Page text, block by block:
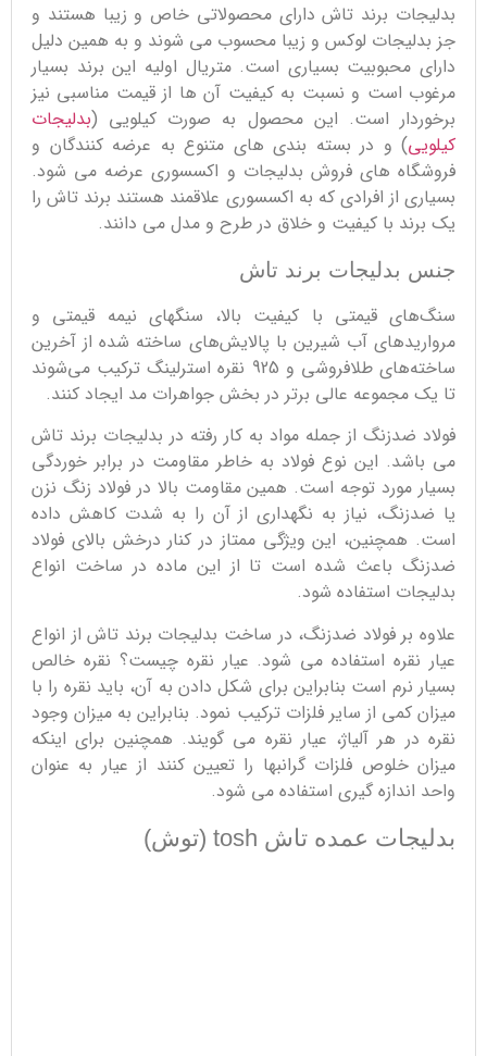
بدلیجات برند تاش دارای محصولاتی خاص و زیبا هستند و
جز بدلیجات لوکس و زیبا محسوب می شوند و به همین دلیل
دارای محبوبیت بسیاری است. متریال اولیه این برند بسیار
مرغوب است و نسبت به کیفیت آن ها از قیمت مناسبی نیز
برخوردار است. این محصول به صورت کیلویی (بدلیجات
کیلویی) و در بسته بندی های متنوع به عرضه کنندگان و
فروشگاه های فروش بدلیجات و اکسسوری عرضه می شود.
بسیاری از افرادی که به اکسسوری علاقمند هستند برند تاش را
یک برند با کیفیت و خلاق در طرح و مدل می دانند.
جنس بدلیجات برند تاش
سنگ‌های قیمتی با کیفیت بالا، سنگهای نیمه قیمتی و
مرواریدهای آب شیرین با پالایش‌های ساخته شده از آخرین
ساخته‌های طلافروشی و 925 نقره استرلینگ ترکیب می‌شوند
تا یک مجموعه عالی برتر در بخش جواهرات مد ایجاد کنند.
فولاد ضدزنگ از جمله مواد به کار رفته در بدلیجات برند تاش
می باشد. این نوع فولاد به خاطر مقاومت در برابر خوردگی
بسیار مورد توجه است. همین مقاومت بالا در فولاد زنگ نزن
یا ضدزنگ، نیاز به نگهداری از آن را به شدت کاهش داده
است. همچنین، این ویژگی ممتاز در کنار درخش بالای فولاد
ضدزنگ باعث شده است تا از این ماده در ساخت انواع
بدلیجات استفاده شود.
علاوه بر فولاد ضدزنگ، در ساخت بدلیجات برند تاش از انواع
عیار نقره استفاده می شود. عیار نقره چیست؟ نقره خالص
بسیار نرم است بنابراین برای شکل دادن به آن، باید نقره را با
میزان کمی از سایر فلزات ترکیب نمود. بنابراین به میزان وجود
نقره در هر آلیاژ، عیار نقره می گویند. همچنین برای اینکه
میزان خلوص فلزات گرانبها را تعیین کنند از عیار به عنوان
واحد اندازه گیری استفاده می شود.
بدلیجات عمده تاش tosh (توش)